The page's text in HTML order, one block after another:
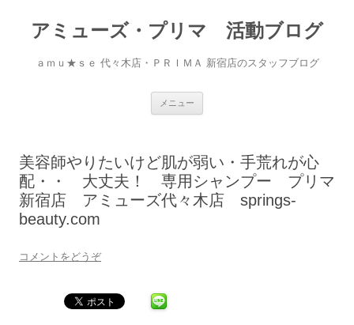
アミューズ・プリマ 活動ブログ
ａｍｕ★ｓｅ 代々木店・ＰＲＩＭＡ 新宿店のスタッフブログ
メニュー
へ
移
美容師やりたいけど肌が弱い・手荒れが心
配・・ 大丈夫！ 専用シャンプー プリマ
新宿店 アミューズ代々木店 springs-
beauty.com
コメントをどうぞ